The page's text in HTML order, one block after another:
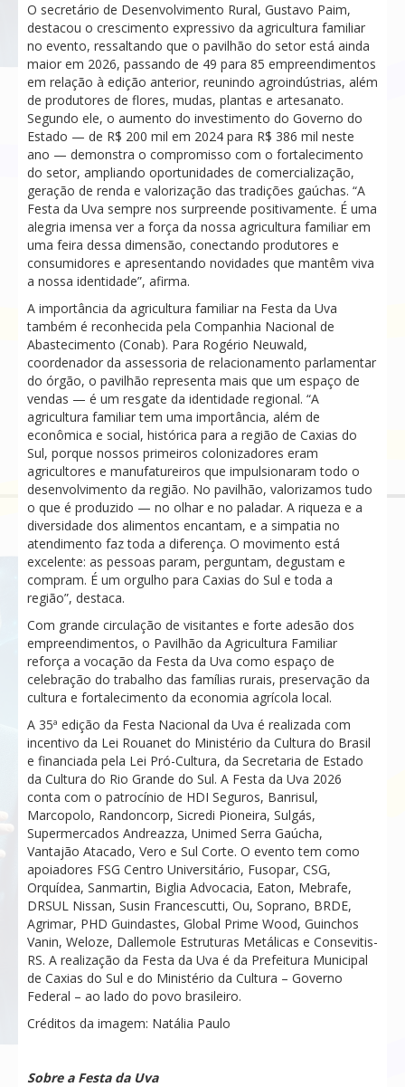
O secretário de Desenvolvimento Rural, Gustavo Paim,
destacou o crescimento expressivo da agricultura familiar
no evento, ressaltando que o pavilhão do setor está ainda
maior em 2026, passando de 49 para 85 empreendimentos
em relação à edição anterior, reunindo agroindústrias, além
de produtores de flores, mudas, plantas e artesanato.
Segundo ele, o aumento do investimento do Governo do
Estado — de R$ 200 mil em 2024 para R$ 386 mil neste
ano — demonstra o compromisso com o fortalecimento
do setor, ampliando oportunidades de comercialização,
geração de renda e valorização das tradições gaúchas. “A
Festa da Uva sempre nos surpreende positivamente. É uma
alegria imensa ver a força da nossa agricultura familiar em
uma feira dessa dimensão, conectando produtores e
consumidores e apresentando novidades que mantêm viva
a nossa identidade”, afirma.
A importância da agricultura familiar na Festa da Uva
também é reconhecida pela Companhia Nacional de
Abastecimento (Conab). Para Rogério Neuwald,
coordenador da assessoria de relacionamento parlamentar
do órgão, o pavilhão representa mais que um espaço de
vendas — é um resgate da identidade regional. “A
agricultura familiar tem uma importância, além de
econômica e social, histórica para a região de Caxias do
Sul, porque nossos primeiros colonizadores eram
agricultores e manufatureiros que impulsionaram todo o
desenvolvimento da região. No pavilhão, valorizamos tudo
o que é produzido — no olhar e no paladar. A riqueza e a
diversidade dos alimentos encantam, e a simpatia no
atendimento faz toda a diferença. O movimento está
excelente: as pessoas param, perguntam, degustam e
compram. É um orgulho para Caxias do Sul e toda a
região”, destaca.
Com grande circulação de visitantes e forte adesão dos
empreendimentos, o Pavilhão da Agricultura Familiar
reforça a vocação da Festa da Uva como espaço de
celebração do trabalho das famílias rurais, preservação da
cultura e fortalecimento da economia agrícola local.
A 35ª edição da Festa Nacional da Uva é realizada com
incentivo da Lei Rouanet do Ministério da Cultura do Brasil
e financiada pela Lei Pró-Cultura, da Secretaria de Estado
da Cultura do Rio Grande do Sul. A Festa da Uva 2026
conta com o patrocínio de HDI Seguros, Banrisul,
Marcopolo, Randoncorp, Sicredi Pioneira, Sulgás,
Supermercados Andreazza, Unimed Serra Gaúcha,
Vantajão Atacado, Vero e Sul Corte. O evento tem como
apoiadores FSG Centro Universitário, Fusopar, CSG,
Orquídea, Sanmartin, Biglia Advocacia, Eaton, Mebrafe,
DRSUL Nissan, Susin Francescutti, Ou, Soprano, BRDE,
Agrimar, PHD Guindastes, Global Prime Wood, Guinchos
Vanin, Weloze, Dallemole Estruturas Metálicas e Consevitis-
RS. A realização da Festa da Uva é da Prefeitura Municipal
de Caxias do Sul e do Ministério da Cultura – Governo
Federal – ao lado do povo brasileiro.
Créditos da imagem: Natália Paulo
Sobre a Festa da Uva